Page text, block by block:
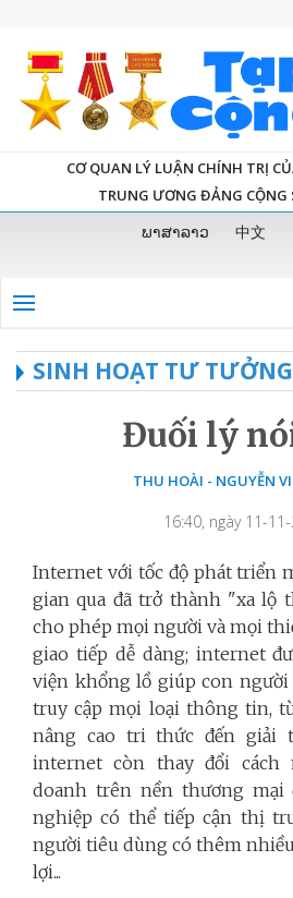
CƠ QUAN LÝ LUẬN CHÍNH TRỊ
TRUNG ƯƠNG ĐẢNG CỘNG
ພາສາລາວ 中文
SINH HOẠT TƯ TƯỞNG
Đuối lý
THU HOÀI - NGUYỄN
16:40, ngày 11-
Internet với tốc độ phát triển
gian qua đã trở thành "xa lộ
cho phép mọi người và mọi
giao tiếp dễ dàng; internet
viện khổng lồ giúp con
truy cập mọi loại thông tin,
nâng cao tri thức đến giải
internet còn thay đổi cách
doanh trên nền thương mại
nghiệp có thể tiếp cận thị
người tiêu dùng có thêm
lợi...